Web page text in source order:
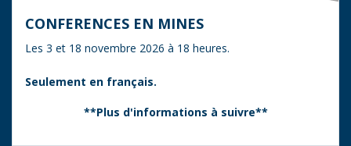
CONFERENCES EN MINES
Les 3 et 18 novembre 2026 à 18 heures.
Seulement en français.
**Plus d'informations à suivre**